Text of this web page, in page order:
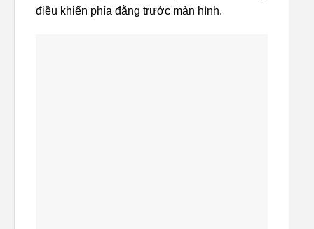
điều khiển phía đằng trước màn hình.